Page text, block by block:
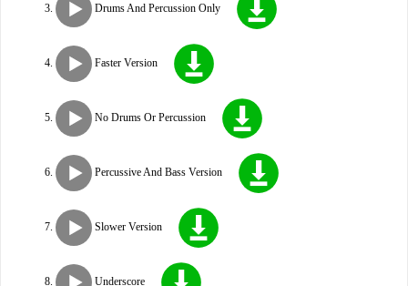
Drums And Percussion Only
Faster Version
No Drums Or Percussion
Percussive And Bass Version
Slower Version
Underscore